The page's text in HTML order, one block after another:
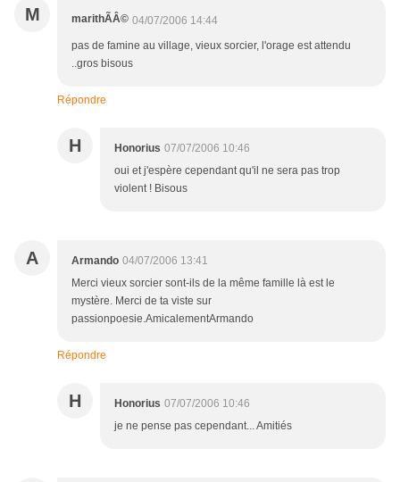
M marithÃÂ© 04/07/2006 14:44
pas de famine au village, vieux sorcier, l'orage est attendu
..gros bisous
Répondre
H Honorius 07/07/2006 10:46
oui et j'espère cependant qu'il ne sera pas trop
violent ! Bisous
A Armando 04/07/2006 13:41
Merci vieux sorcier sont-ils de la même famille là est le
mystère. Merci de ta viste sur
passionpoesie.AmicalementArmando
Répondre
H Honorius 07/07/2006 10:46
je ne pense pas cependant... Amitiés